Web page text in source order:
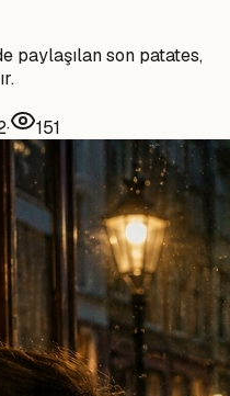
paylaşılan son patates,
· 151